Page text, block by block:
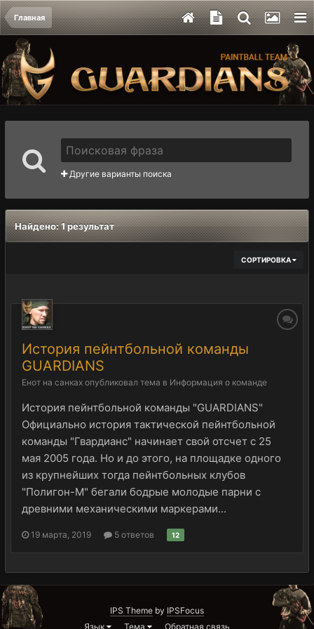
Главная
Другие варианты поиска
Найдено: 1 результат
СОРТИРОВКА
История пейнтбольной команды
GUARDIANS
Енот на санках опубликовал тема в Информация о команде
История пейнтбольной команды "GUARDIANS"
Официально история тактической пейнтбольной
команды "Гвардианс" начинает свой отсчет с 25
мая 2005 года. Но и до этого, на площадке одного
из крупнейших тогда пейнтбольных клубов
"Полигон-М" бегали бодрые молодые парни с
древними механическими маркерами...
19 марта, 2019 5 ответов 12
IPS Theme by IPSFocus
Язык
Тема Обратная связь